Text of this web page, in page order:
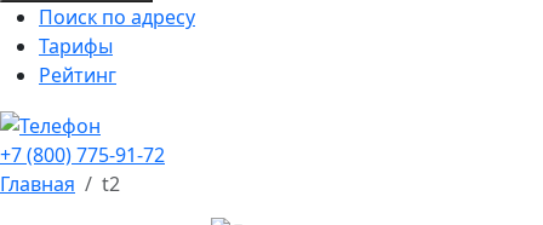
Поиск по адресу
Тарифы
Рейтинг
+7 (800) 775-91-72
Главная
t2